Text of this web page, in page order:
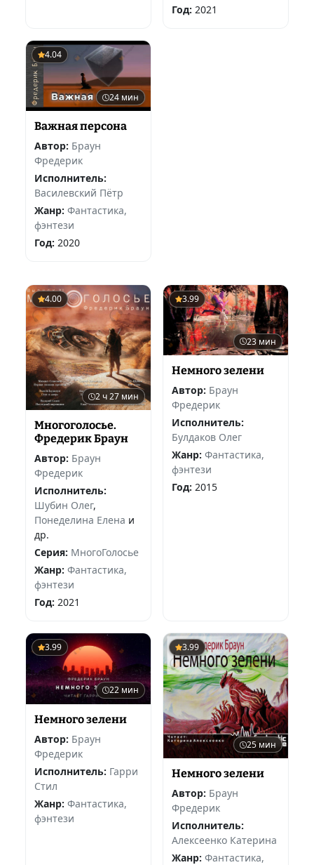
Год: 2021
4.04
24 мин
Важная персона
Автор: Браун
Фредерик
Исполнитель:
Василевский Пётр
Жанр: Фантастика,
фэнтези
Год: 2020
4.00
2 ч 27 мин
Многоголосье.
Фредерик Браун
Автор: Браун
Фредерик
Исполнитель:
Шубин Олег,
Понеделина Елена и
др.
Серия: МногоГолосье
Жанр: Фантастика,
фэнтези
Год: 2021
3.99
23 мин
Немного зелени
Автор: Браун
Фредерик
Исполнитель:
Булдаков Олег
Жанр: Фантастика,
фэнтези
Год: 2015
3.99
22 мин
Немного зелени
Автор: Браун
Фредерик
Исполнитель: Гарри
Стил
Жанр: Фантастика,
фэнтези
3.99
25 мин
Немного зелени
Автор: Браун
Фредерик
Исполнитель:
Алексеенко Катерина
Жанр: Фантастика,